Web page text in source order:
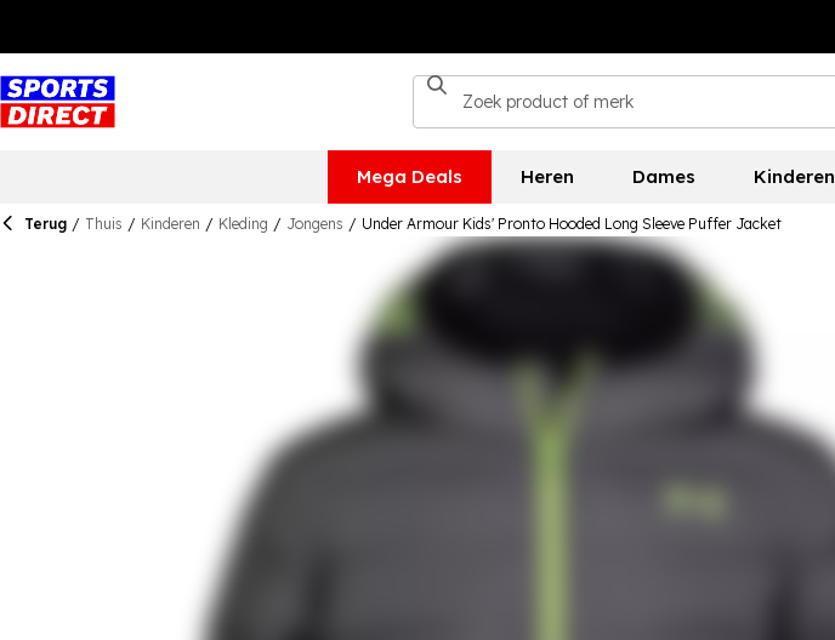
Mega Deals Heren Dames Kinderen
Terug / Thuis / Kinderen / Kleding / Jongens / Under Armour Kids' Pronto Hooded Long Sleeve Puffer Jacket